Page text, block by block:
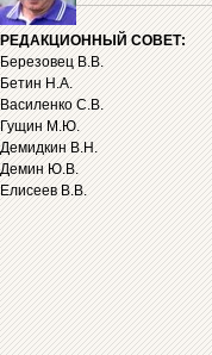
РЕДАКЦИОННЫЙ СОВЕТ:
Березовец В.В.
Бетин Н.А.
Василенко С.В.
Гущин М.Ю.
Демидкин В.Н.
Демин Ю.В.
Елисеев В.В.